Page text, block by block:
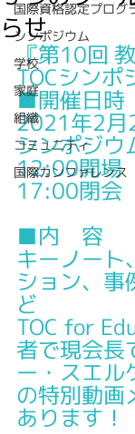
国際資格認定プログ
シンポジウム
学校
家庭
組織
コミュニティ
国際カンファレンス
らせ
『第10回
TOCシンポ
■開催日時
2021年2月
シンポジ
12:00開場
17:00閉会
■内　容
キーノート
ション、
ど
TOC for
者で現会長
ー・スエル
の特別動画
あります！